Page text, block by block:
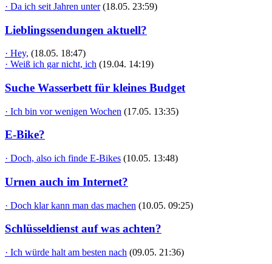
· Da ich seit Jahren unter (18.05. 23:59)
Lieblingssendungen aktuell?
· Hey, (18.05. 18:47)
· Weiß ich gar nicht, ich (19.04. 14:19)
Suche Wasserbett für kleines Budget
· Ich bin vor wenigen Wochen (17.05. 13:35)
E-Bike?
· Doch, also ich finde E-Bikes (10.05. 13:48)
Urnen auch im Internet?
· Doch klar kann man das machen (10.05. 09:25)
Schlüsseldienst auf was achten?
· Ich würde halt am besten nach (09.05. 21:36)